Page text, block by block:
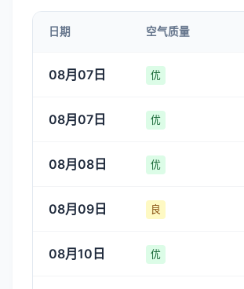
1-3 1-3 1-3
1-3 1-3
日期 空气质量
08月07日 优
08月07日 优
08月08日 优
08月09日 良
08月10日 优